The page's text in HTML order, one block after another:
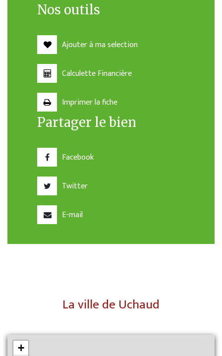
Nos outils
Ajouter à ma selection
Calculette Financière
Imprimer la fiche
Partager le bien
Facebook
Twitter
E-mail
La ville de Uchaud
+